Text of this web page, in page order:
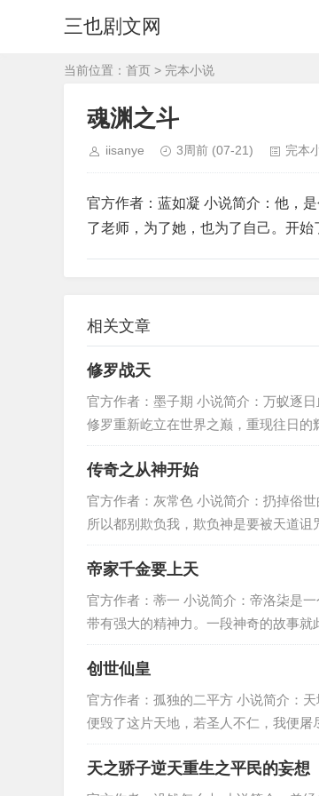
三也剧文网
当前位置： 首页 > 完本小说
魂渊之斗
iisanye 3周前 (07-21) 完本
官方作者：蓝如凝 小说简介：他，
了老师，为了她，也为了自己。开始
相关文章
修罗战天
官方作者：墨子期 小说简介：万蚁逐
修罗重新屹立在世界之巅，重现往日
传奇之从神开始
官方作者：灰常色 小说简介：扔掉俗
所以都别欺负我，欺负神是要被天道
帝家千金要上天
官方作者：蒂一 小说简介：帝洛柒是
带有强大的精神力。一段神奇的故事
创世仙皇
官方作者：孤独的二平方 小说简介：
便毁了这片天地，若圣人不仁，我便
天之骄子逆天重生之平民的妄想